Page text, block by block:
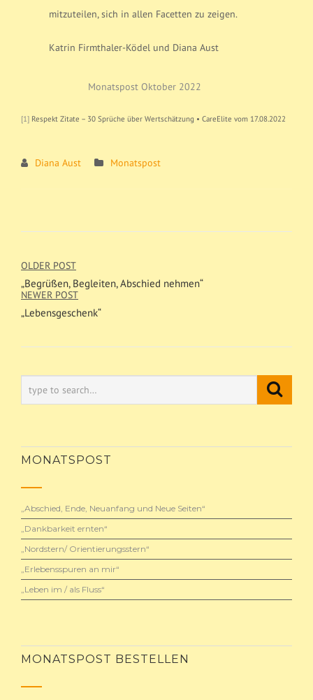
mitzuteilen, sich in allen Facetten zu zeigen.
Katrin Firmthaler-Ködel und Diana Aust
Monatspost Oktober 2022
[1] Respekt Zitate – 30 Sprüche über Wertschätzung • CareElite vom 17.08.2022
Diana Aust Monatspost
OLDER POST
„Begrüßen, Begleiten, Abschied nehmen“
NEWER POST
„Lebensgeschenk“
MONATSPOST
„Abschied, Ende, Neuanfang und Neue Seiten“
„Dankbarkeit ernten“
„Nordstern/ Orientierungsstern“
„Erlebensspuren an mir“
„Leben im / als Fluss“
MONATSPOST BESTELLEN